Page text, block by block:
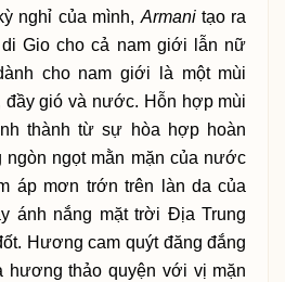
nghỉ của mình, Armanitạo ra
Gio cho cả nam giới lẫn nữ
cho nam giới là một mùi
gió và nước. Hỗn hợp mùi
thành từ sự hòa hợp hoàn
ngọt mằn mặn của nước
áp mơn trớn trên làn da của
ánh nắng mặt trời Địa Trung
Hương cam quýt đăng đắng
thảo quyện với vị mặn